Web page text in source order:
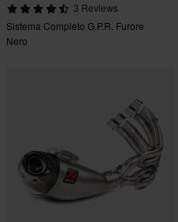
3 Reviews
Sistema Completo G.P.R. Furore
Nero